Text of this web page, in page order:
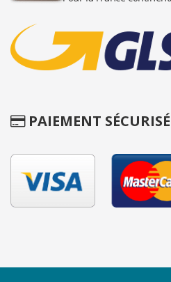
PAIEMENT SÉCURISÉ